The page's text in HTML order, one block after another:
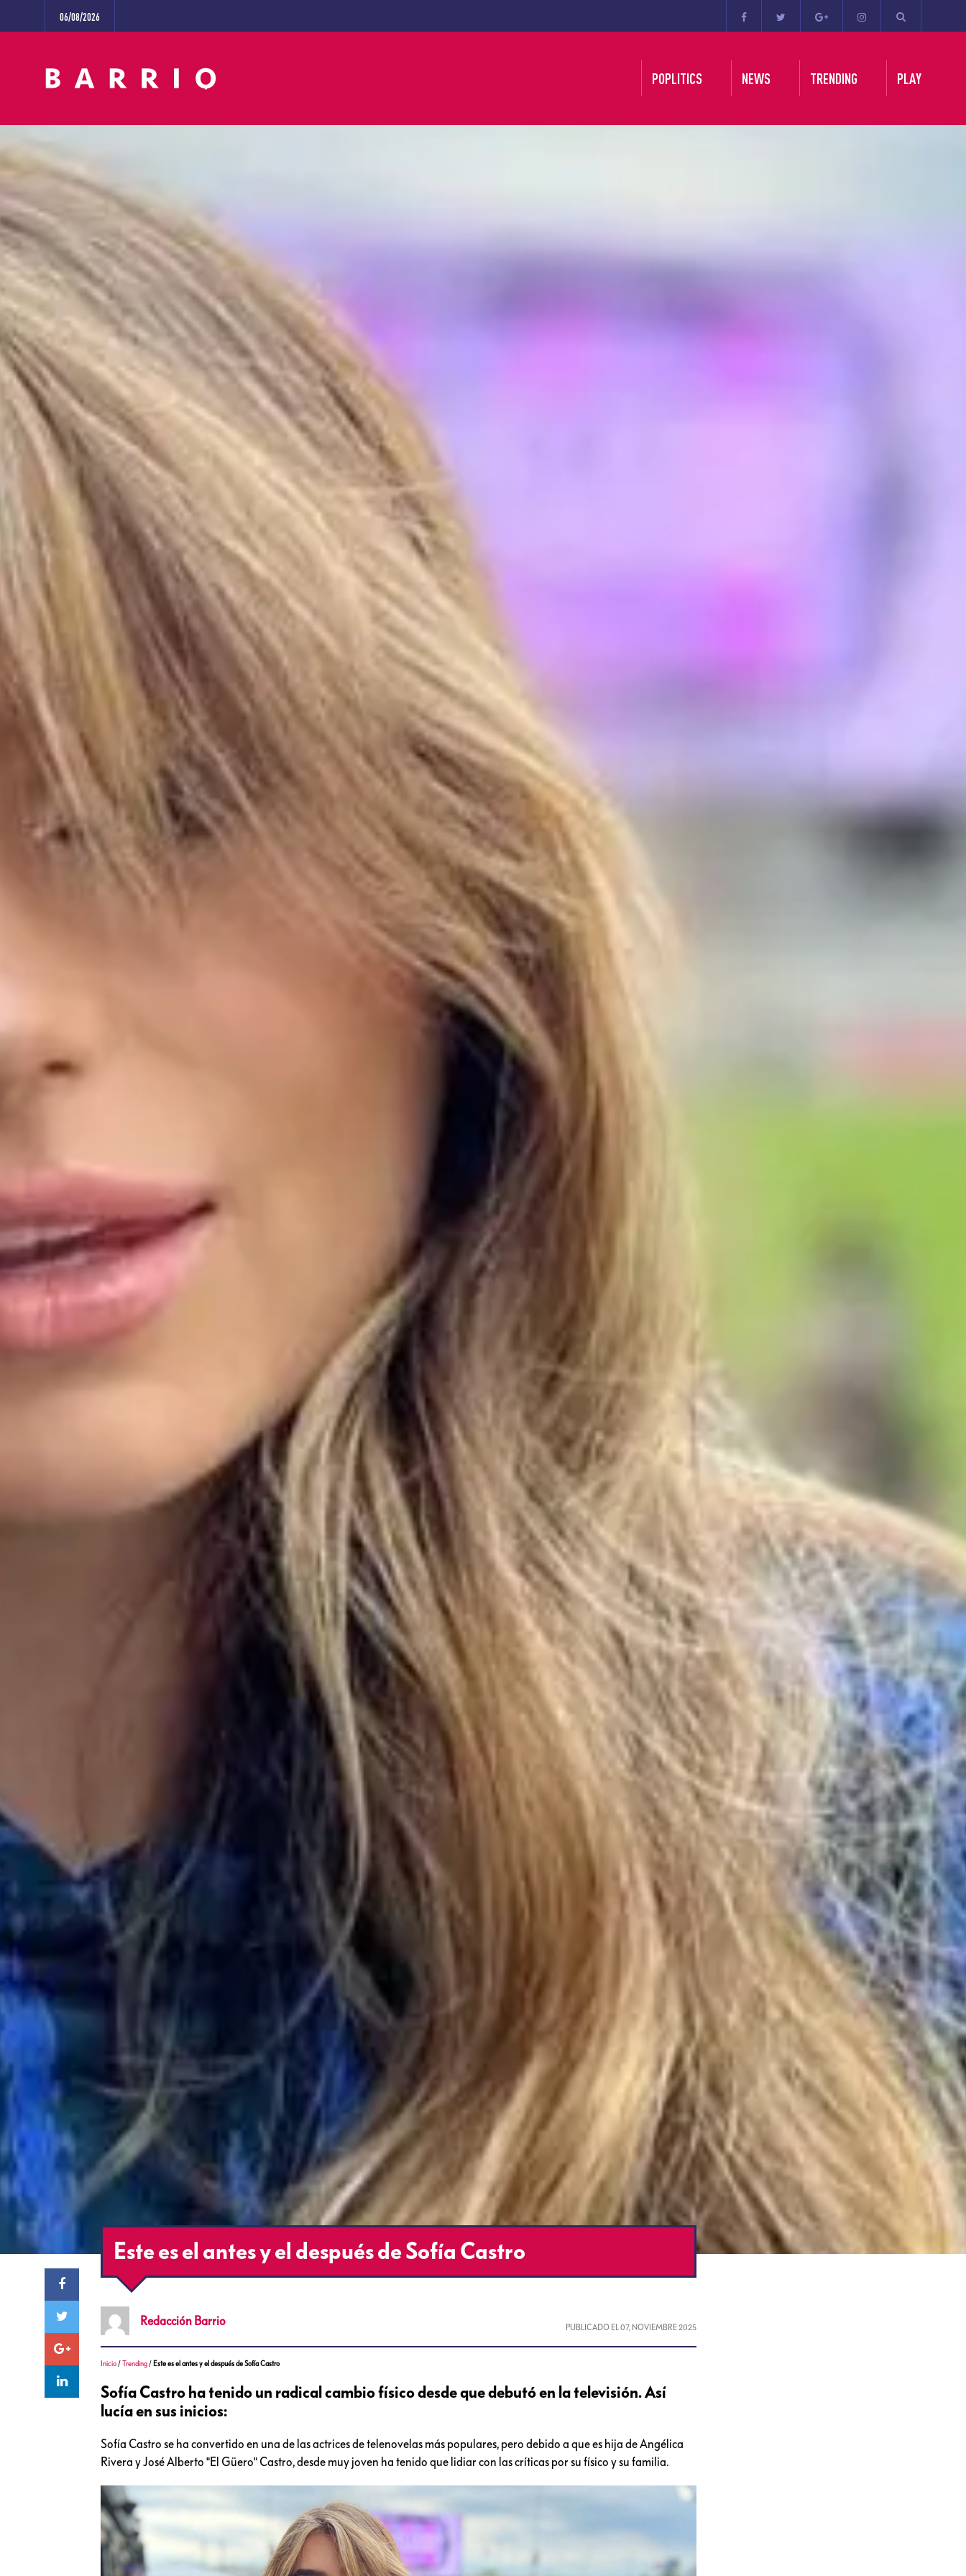
06/08/2026
POPLITICS NEWS TRENDING PLAY
Este es el antes y el después de Sofía Castro
Redacción Barrio PUBLICADO EL07, NOVIEMBRE 2025
Inicio /Trending / Este es el antes y el después de Sofía Castro
Sofía Castro ha tenido un radical cambio físico desde que debutó en la televisión. Así
lucía en sus inicios:
Sofía Castro se ha convertido en una de las actrices de telenovelas más populares, pero debido a que es hija de Angélica
Rivera y José Alberto "El Güero" Castro, desde muy joven ha tenido que lidiar con las críticas por su físico y su familia.